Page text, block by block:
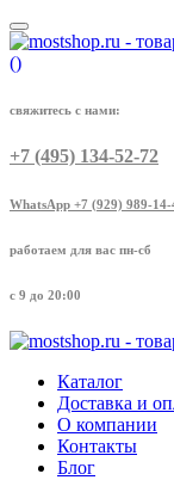
()
свяжитесь с нами:
+7 (495) 134-52-72
WhatsApp +7 (929) 989-14-
работаем для вас пн-сб
с 9 до 20:00
Каталог
Доставка и
О компании
Контакты
Блог